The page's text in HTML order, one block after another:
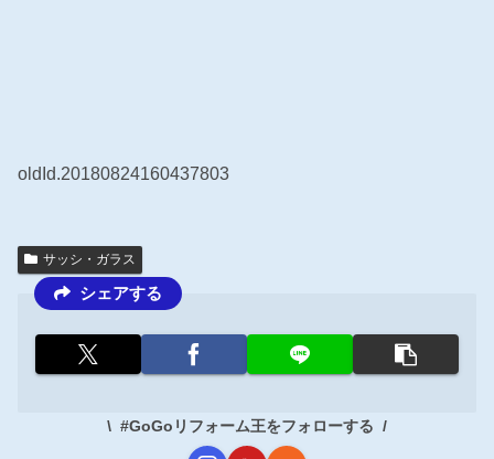
oldId.20180824160437803
サッシ・ガラス
シェアする
#GoGoリフォーム王をフォローする